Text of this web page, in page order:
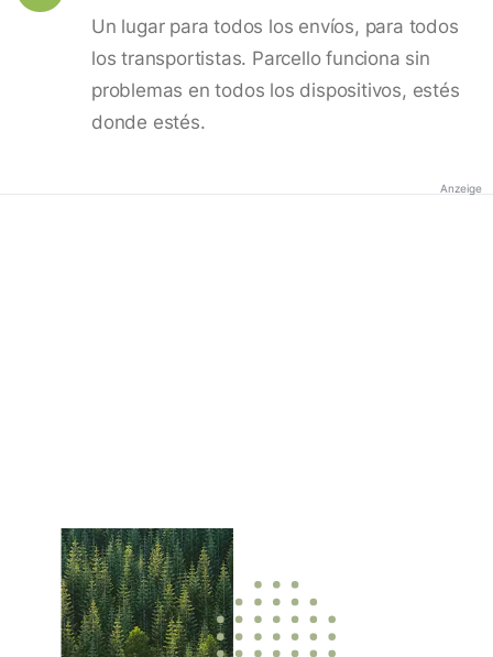
Un lugar para todos los envíos, para todos
los transportistas. Parcello funciona sin
problemas en todos los dispositivos, estés
donde estés.
Anzeige